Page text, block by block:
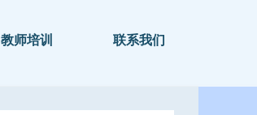
教师培训 联系我们